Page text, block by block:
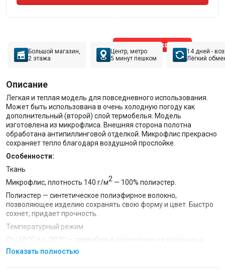
Позвонить эксперту
Большой магазин,
2 этажа
Центр, метро
5 минут пешком
14 дней -
Лёгкий
Описание
Легкая и теплая модель для повседневного использования.
Может быть использована в очень холодную погоду как
дополнительный (второй) слой термобелья. Модель
изготовлена из микрофлиса. Внешняя сторона полотна
обработана антипиллинговой отделкой. Микрофлис прекрасно
сохраняет тепло благодаря воздушной прослойке.
Особенности:
Ткань
Микрофлис, плотность 140 г/м2 — 100% полиэстер.
Полиэстер — синтетическое полиэфирное волокно,
позволяющее изделию сохранять свою форму и цвет. Быстро
сохнет, придает прочность.
Температурный режим
От -10 °C до -20 °C — термобельё рассчитано на холодную и
очень холодную погоду.
Показать полностью